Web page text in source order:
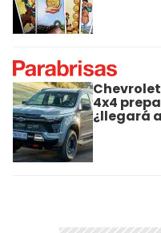
4x4
¿llegará